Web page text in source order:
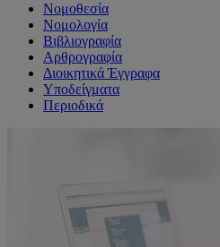
Νομοθεσία
Νομολογία
Βιβλιογραφία
Αρθρογραφία
Διοικητικά Έγγραφα
Υποδείγματα
Περιοδικά